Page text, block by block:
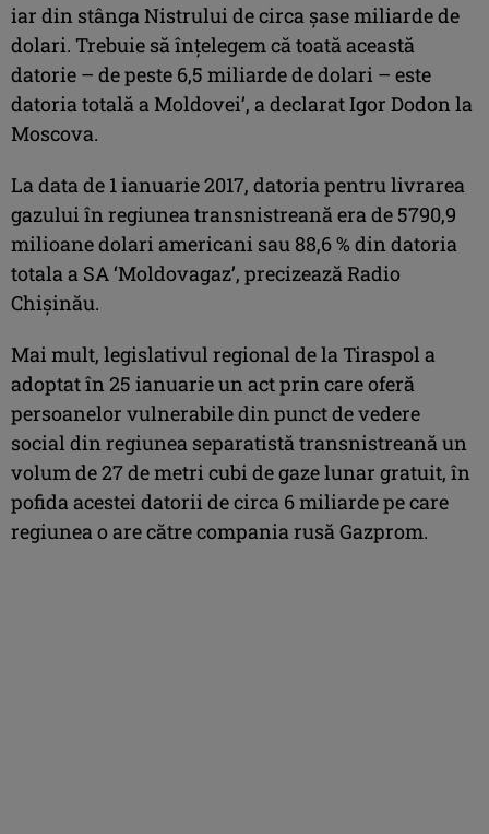
iar din stânga Nistrului de circa şase miliarde de
dolari. Trebuie să înţelegem că toată această
datorie – de peste 6,5 miliarde de dolari – este
datoria totală a Moldovei’, a declarat Igor Dodon la
Moscova.
La data de 1 ianuarie 2017, datoria pentru livrarea
gazului în regiunea transnistreană era de 5790,9
milioane dolari americani sau 88,6 % din datoria
totala a SA ‘Moldovagaz’, precizează Radio
Chişinău.
Mai mult, legislativul regional de la Tiraspol a
adoptat în 25 ianuarie un act prin care oferă
persoanelor vulnerabile din punct de vedere
social din regiunea separatistă transnistreană un
volum de 27 de metri cubi de gaze lunar gratuit, în
pofida acestei datorii de circa 6 miliarde pe care
regiunea o are către compania rusă Gazprom.